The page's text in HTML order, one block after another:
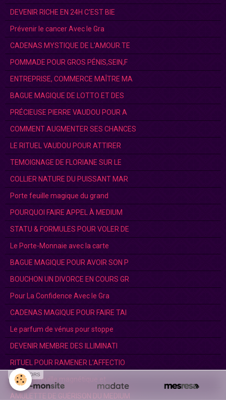
DEVENIR RICHE EN 24H C’EST BIE
Prévenir le cancer Avec le Gra
CADENAS MYSTIQUE DE L'AMOUR.TE
POMMADE POUR GROS PÉNIS,SEIN,F
ENTREPRISE, COMMERCE MAÎTRE MA
BAGUE MAGIQUE DE LOTTO ET DES
PRÉCIEUSE PIERRE VAUDOU POUR A
COMMENT AUGMENTER SES CHANCES
LE RITUEL VAUDOU POUR ATTIRER
TEMOIGNAGE DE FLORIANE SUR LE
COLLIER NATURE DU PUISSANT MAR
Porte feuille magique du grand
POURQUOI FAIRE APPEL À MEDIUM
STATU & FORMULES POUR VOLER DE
Le Porte-Monnaie avec la carte
BAGUE MAGIQUE POUR AVOIR SON P
BOUCHON UN DIVORCE EN COURS GR
Pour La Confidence Avec le Gra
CADENAS MAGIQUE POUR FAIRE TAI
Le parfum de vénus pour stoppe
DEVENIR MEMBRE DES ILLIMINATI
RITUEL POUR RAMENER L’AFFECTIO
Le porte feuille magnétique et
AMULETTE DE GUÉRISON DU MEDIUM
SPONSORS